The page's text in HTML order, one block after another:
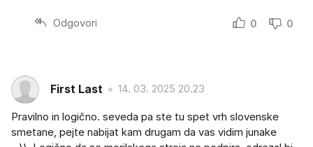
Odgovori 0 0
First Last 14. 03. 2025 20.23
Pravilno in logično. seveda pa ste tu spet vrh slovenske
smetane, pejte nabijat kam drugam da vas vidim junake